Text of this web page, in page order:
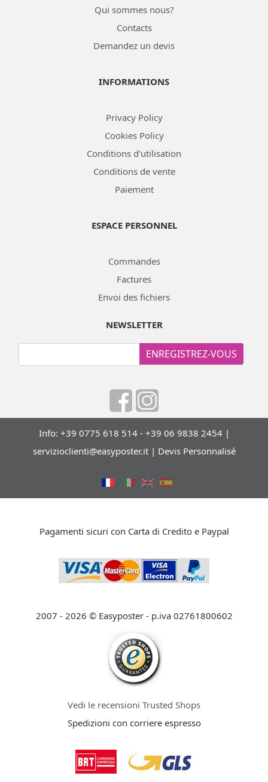
Qui sommes nous?
Contacts
Demandez un devis
INFORMATIONS
Privacy Policy
Cookies Policy
Conditions d'utilisation
Conditions de vente
Paiement
ESPACE PERSONNEL
Commandes
Factures
Envoi des fichiers
NEWSLETTER
ENREGISTREZ-VOUS
Info: +39 0775 618 514 - +39 06 9838 2454 |
servizioclienti@easyposter.it| Devis Personnalisé
Pagamenti sicuri con Carta di Credito e Paypal
2007 - 2026 © Easyposter - p.iva 02761800602
Vedi le recensioni Trusted Shops
Spedizioni con corriere espresso